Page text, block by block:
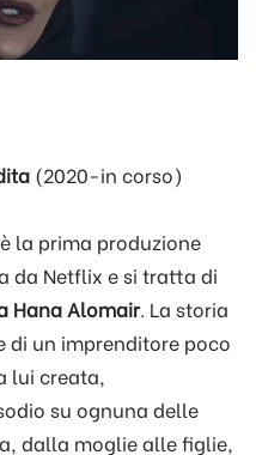
(2020-in corso)
la prima produzione
da Netflix e si tratta di
Hana Alomair. La storia
di un imprenditore poco
lui creata,
su ognuna delle
dalla moglie alle figlie,